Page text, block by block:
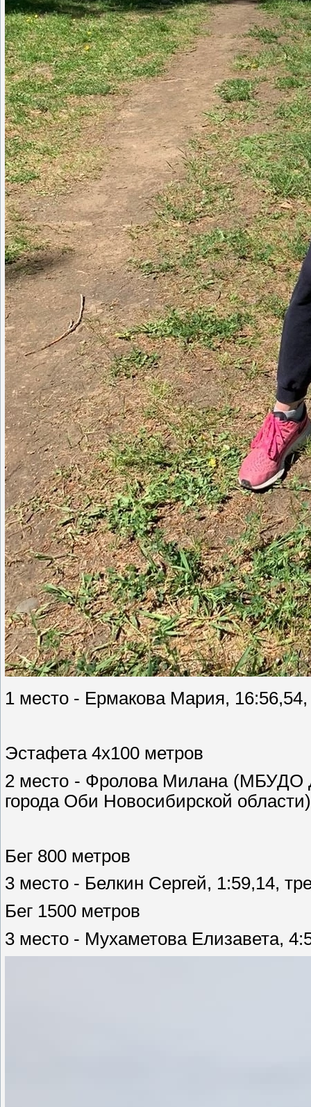
1 место - Ермакова Мария,
Эстафета 4х100 метров
2 место - Фролова Милана (МБУДО
города Оби Новосибирской области)
Бег 800 метров
3 место - Белкин Сергей, 1:59,14,
Бег 1500 метров
3 место - Мухаметова Елизавета,